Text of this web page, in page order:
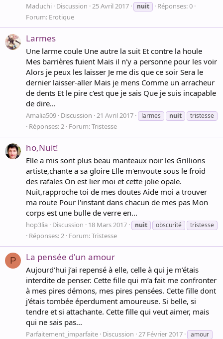
Maduchi Discussion 25 Avril 2017 nuit
Réponses: 0
Forum: Erotique
Larmes
Une larme coule Une autre la suit Et contre la houle
Mes barrières fuient Mais il n'y a personne pour les voir
Alors je peux les laisser Je me dis que ce soir Sera le
dernier laisser-aller Mais je mens Comme un arracheur
de dents Et le pire c'est que je sais Que je suis incapable
de dire...
Amalia509 Discussion 21 Avril 2017 larmes nuit tristesse
Réponses: 2 Forum:Tristesse
ho,Nuit!
Elle a mis sont plus beau manteaux noir les Grillions
artiste,chante a sa gloire Elle m'envoute sous le froid
des rafales On est lier moi et cette jolie opale.
Nuit,rapproche toi de mes doutes Aide moi a trouver
ma route Pour l'instant dans chacun de mes pas Mon
corps est une bulle de verre en...
hop3lia Discussion 18 Mars 2017 nuit obscurité tristesse
Réponses: 2 Forum:Tristesse
P La pensée d'un amour
Aujourd’hui j’ai repensé à elle, celle à qui je m’étais
interdite de penser. Cette fille qui m’a fait me confronter
à mes pires démons, mes pires pensées. Cette fille dont
j’étais tombée éperdument amoureuse. Si belle, si
tendre et si attachante. Cette fille qui veut aimer, mais
qui ne sais pas...
Parfaitement_imparfaite Discussion 27 Février 2017
amour